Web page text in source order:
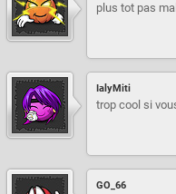
plus tot pas
IalyMiti
trop cool si
GO_66